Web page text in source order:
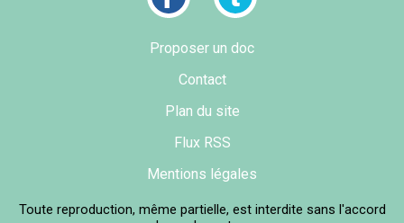
Proposer un doc
Contact
Plan du site
Flux RSS
Mentions légales
Toute reproduction, même partielle, est interdite sans l'accord